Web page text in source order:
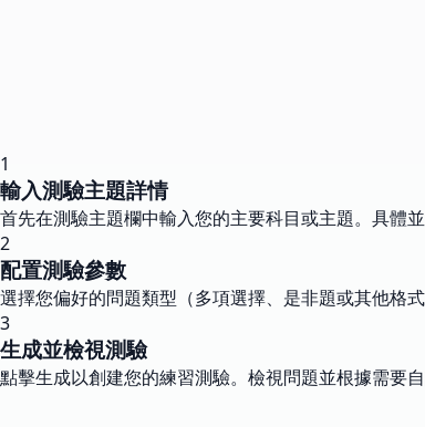
1
輸入測驗主題詳情
首先在測驗主題欄中輸入您的主要科目或主題。具體
2
配置測驗參數
選擇您偏好的問題類型（多項選擇、是非題或其他格
3
生成並檢視測驗
點擊生成以創建您的練習測驗。檢視問題並根據需要